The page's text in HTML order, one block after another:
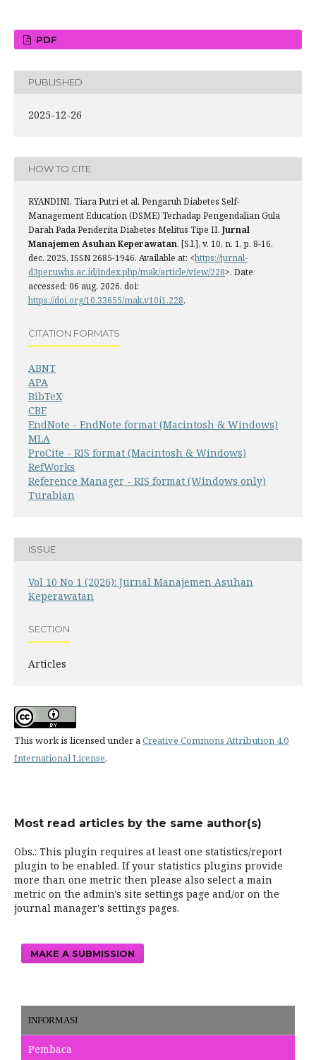
PDF
PUBLISHED
2025-12-26
HOW TO CITE
RYANDINI, Tiara Putri et al. Pengaruh Diabetes Self-
Management Education (DSME) Terhadap Pengendalian Gula
Darah Pada Penderita Diabetes Melitus Tipe II. Jurnal
Manajemen Asuhan Keperawatan, [S.l.], v. 10, n. 1, p. 8-16,
dec. 2025. ISSN 2685-1946. Available at: <https://jurnal-
d3per.uwhs.ac.id/index.php/mak/article/view/228>. Date
accessed: 06 aug. 2026. doi:
https://doi.org/10.33655/mak.v10i1.228.
CITATION FORMATS
ABNT
APA
BibTeX
CBE
EndNote - EndNote format (Macintosh & Windows)
MLA
ProCite - RIS format (Macintosh & Windows)
RefWorks
Reference Manager - RIS format (Windows only)
Turabian
ISSUE
Vol 10 No 1 (2026): Jurnal Manajemen Asuhan
Keperawatan
SECTION
Articles
This work is licensed under aCreative Commons Attribution 4.0
International License.
Most read articles by the same author(s)
Obs.: This plugin requires at least one statistics/report
plugin to be enabled. If your statistics plugins provide
more than one metric then please also select a main
metric on the admin's site settings page and/or on the
journal manager's settings pages.
MAKE A SUBMISSION
INFORMASI
Pembaca